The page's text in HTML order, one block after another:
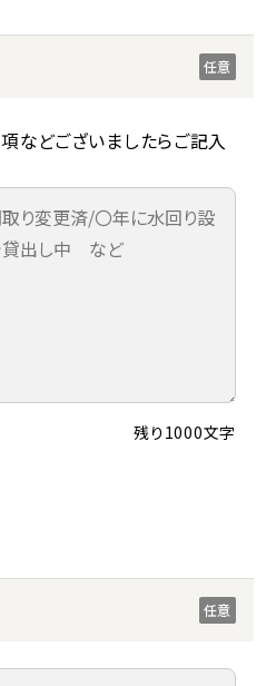
任意
などございましたらご記入
残り1000文字
任意